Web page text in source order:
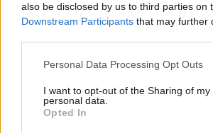
also be disclosed by us to third parties on
Downstream Participants that may further
Personal Data Processing Opt Outs
I want to opt-out of the Sharing of my
personal data.
Opted In